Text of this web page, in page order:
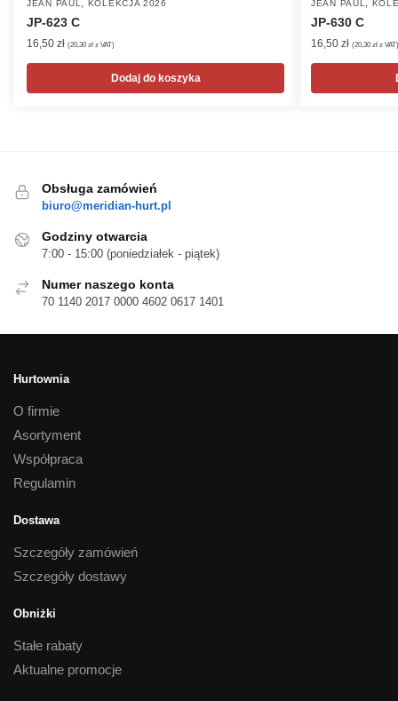
JEAN PAUL, KOLEKCJA 2026
JP-623 C
16,50 zł (20,30 zł z VAT)
Dodaj do koszyka
JEAN PAUL,
JP-630 C
16,50 zł (20,30 zł z VAT)
Obsługa zamówień
biuro@meridian-hurt.pl
Godziny otwarcia
7:00 - 15:00 (poniedziałek - piątek)
Numer naszego konta
70 1140 2017 0000 4602 0617 1401
Hurtownia
O firmie
Asortyment
Współpraca
Regulamin
Dostawa
Szczegóły zamówień
Szczegóły dostawy
Obniżki
Stałe rabaty
Aktualne promocje